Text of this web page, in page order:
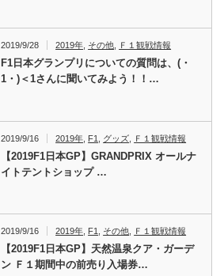
2019/9/28 2019年, その他, Ｆ１観戦情報
F1日本グランプリについての質問は、(・
1・)＜1さんに聞いてみよう！！…
2019/9/16 2019年 F1 グッズ Ｆ１観戦情報
【2019F1日本GP】GRANDPRIX オールナ
イトテントショップ …
2019/9/16 2019年 F1 その他 Ｆ１観戦情報
【2019F1日本GP】天然温泉クア・ガーデ
ン Ｆ１期間中の前売り入場券…